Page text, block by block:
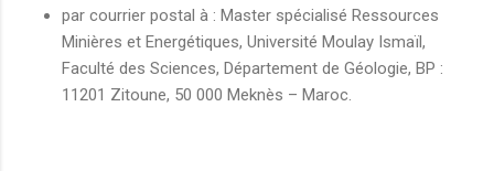
par courrier postal à : Master spécialisé Ressources
Minières et Energétiques, Université Moulay Ismaïl,
Faculté des Sciences, Département de Géologie, BP :
11201 Zitoune, 50 000 Meknès – Maroc.